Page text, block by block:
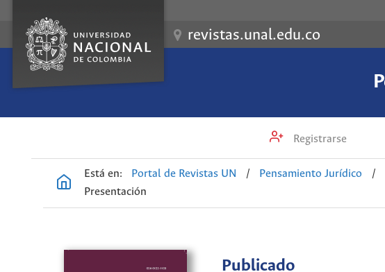
revistas.unal.edu.co
Registrarse
Está en: Portal de Revistas UN / Pensamiento Jurídico /
Presentación
Publicado